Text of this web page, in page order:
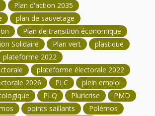
Plan d'action 2035
plan de sauvetage
Plan de transition économique
Solidaire
Plan vert
plastique
plateforme 2022
plateforme électorale 2022
2026
PLC
plein emploi
PLQ Pluricrise
PMD
points saillants
Polémos